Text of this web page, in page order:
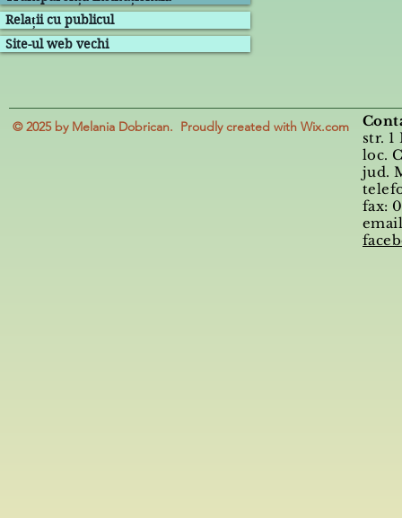
Relații cu publicul
Site-ul web vechi
© 2025 by Melania Dobrican. Proudly created with Wix.com
str. 1
loc.
jud.
fax: